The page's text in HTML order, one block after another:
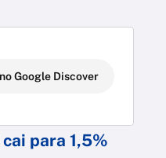
Google Discover
para 1,5%